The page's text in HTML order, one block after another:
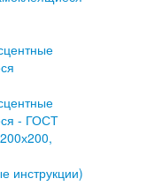
- ГОСТ
инструкции)